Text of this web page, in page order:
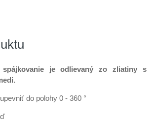
je odlievaný zo zliatiny s
do polohy 0 - 360 °